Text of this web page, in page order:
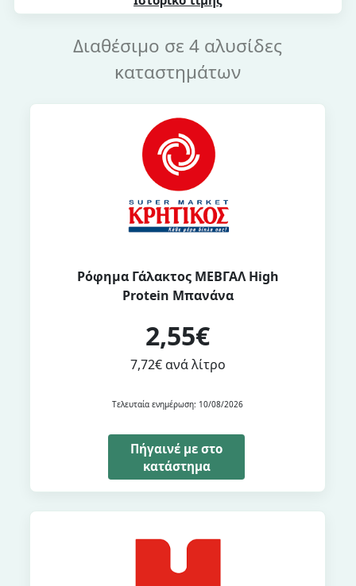
Διαθέσιμο σε 4 αλυσίδες
καταστημάτων
Ρόφημα Γάλακτος ΜΕΒΓΑΛ High
Protein Μπανάνα
2,55€
7,72€ ανά λίτρο
Τελευταία ενημέρωση: 10/08/2026
Πήγαινέ με στο
κατάστημα